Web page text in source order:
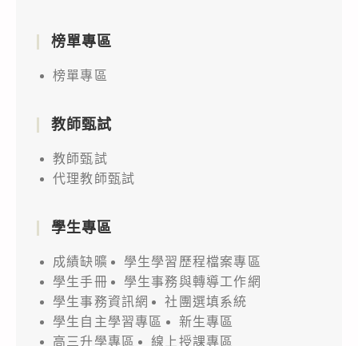
榜單專區
榜單專區
教師甄試
教師甄試
代理教師甄試
學生專區
成績缺曠
學生學習歷程檔案專區
學生手冊
學生事務與轉導工作網
學生事務資訊網
社團選填系統
學生自主學習專區
新生專區
高三升學專區
線上授課專區